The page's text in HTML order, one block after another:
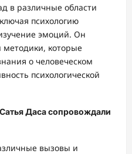
в различные области
психологию
эмоций. Он
методики, которые
о человеческом
психологической
Даса сопровождали
вызовы и